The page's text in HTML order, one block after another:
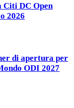
Citi DC Open
2026
di apertura per
ODI 2027